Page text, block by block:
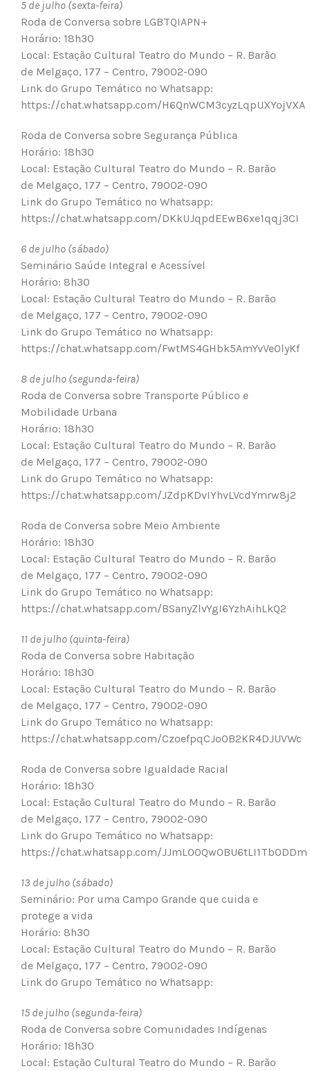
5 de julho (sexta-feira)
Roda de Conversa sobre LGBTQIAPN+
Horário: 18h30
Local: Estação Cultural Teatro do Mundo – R. Barão
de Melgaço, 177 – Centro, 79002-090
Link do Grupo Temático no Whatsapp:
https://chat.whatsapp.com/H6QnWCM3cyzLqpUXYojVXA
Roda de Conversa sobre Segurança Pública
Horário: 18h30
Local: Estação Cultural Teatro do Mundo – R. Barão
de Melgaço, 177 – Centro, 79002-090
Link do Grupo Temático no Whatsapp:
https://chat.whatsapp.com/DKkUJqpdEEwB6xe1qqj3CI
6 de julho (sábado)
Seminário Saúde Integral e Acessível
Horário: 8h30
Local: Estação Cultural Teatro do Mundo – R. Barão
de Melgaço, 177 – Centro, 79002-090
Link do Grupo Temático no Whatsapp:
https://chat.whatsapp.com/FwtMS4GHbk5AmYvVe0lyKf
8 de julho (segunda-feira)
Roda de Conversa sobre Transporte Público e
Mobilidade Urbana
Horário: 18h30
Local: Estação Cultural Teatro do Mundo – R. Barão
de Melgaço, 177 – Centro, 79002-090
Link do Grupo Temático no Whatsapp:
https://chat.whatsapp.com/JZdpKDvIYhvLVcdYmrw8j2
Roda de Conversa sobre Meio Ambiente
Horário: 18h30
Local: Estação Cultural Teatro do Mundo – R. Barão
de Melgaço, 177 – Centro, 79002-090
Link do Grupo Temático no Whatsapp:
https://chat.whatsapp.com/BSanyZlvYgI6YzhAihLkQ2
11 de julho (quinta-feira)
Roda de Conversa sobre Habitação
Horário: 18h30
Local: Estação Cultural Teatro do Mundo – R. Barão
de Melgaço, 177 – Centro, 79002-090
Link do Grupo Temático no Whatsapp:
https://chat.whatsapp.com/CzoefpqCJoOB2KR4DJUVWc
Roda de Conversa sobre Igualdade Racial
Horário: 18h30
Local: Estação Cultural Teatro do Mundo – R. Barão
de Melgaço, 177 – Centro, 79002-090
Link do Grupo Temático no Whatsapp:
https://chat.whatsapp.com/JJmLOOQw0BU6tLI1TbODDm
13 de julho (sábado)
Seminário: Por uma Campo Grande que cuida e
protege a vida
Horário: 8h30
Local: Estação Cultural Teatro do Mundo – R. Barão
de Melgaço, 177 – Centro, 79002-090
Link do Grupo Temático no Whatsapp:
15 de julho (segunda-feira)
Roda de Conversa sobre Comunidades Indígenas
Horário: 18h30
Local: Estação Cultural Teatro do Mundo – R. Barão